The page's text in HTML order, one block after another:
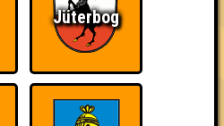
37
35
Jüterbog